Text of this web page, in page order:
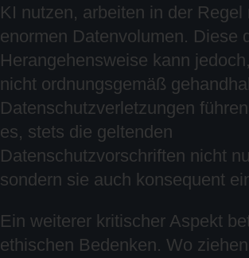
KI nutzen, arbeiten in der Regel
enormen Datenvolumen. Diese
Herangehensweise kann
nicht ordnungsgemäß
Datenschutzverletzungen
es, stets die geltenden
Datenschutzvorschriften nicht
sondern sie auch konsequent
Ein weiterer kritischer Aspekt
ethischen Bedenken. Wo